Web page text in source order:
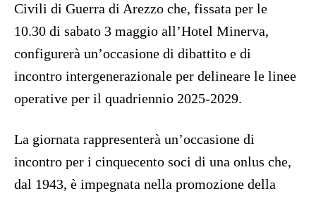
Civili di Guerra di Arezzo che, fissata per le
10.30 di sabato 3 maggio all’Hotel Minerva,
configurerà un’occasione di dibattito e di
incontro intergenerazionale per delineare le linee
operative per il quadriennio 2025-2029.
La giornata rappresenterà un’occasione di
incontro per i cinquecento soci di una onlus che,
dal 1943, è impegnata nella promozione della